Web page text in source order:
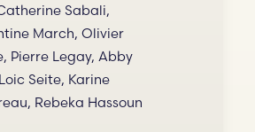
Sabali,
March, Olivier
Pierre Legay, Abby
Seite, Karine
Rebeka Hassoun